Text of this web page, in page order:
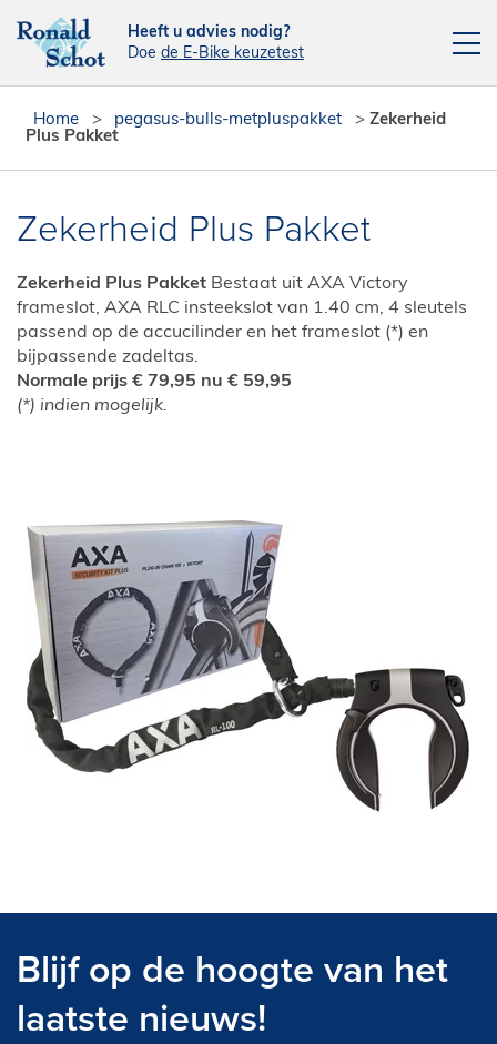
Heeft u advies nodig?
Doe de E-Bike keuzetest
Fietsendragers
Leasefiets
Verhuur
Contact
E-Bike private shopping
Home > pegasus-bulls-metpluspakket > Zekerheid
Plus Pakket
Zekerheid Plus Pakket
Zekerheid Plus Pakket Bestaat uit AXA Victory
frameslot, AXA RLC insteekslot van 1.40 cm, 4 sleutels
passend op de accucilinder en het frameslot (*) en
bijpassende zadeltas.
Normale prijs € 79,95 nu € 59,95
(*) indien mogelijk.
Blijf op de hoogte van het
laatste nieuws!